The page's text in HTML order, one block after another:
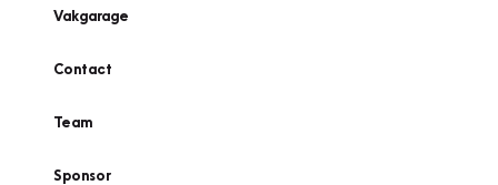
Vakgarage
Contact
Team
Sponsor